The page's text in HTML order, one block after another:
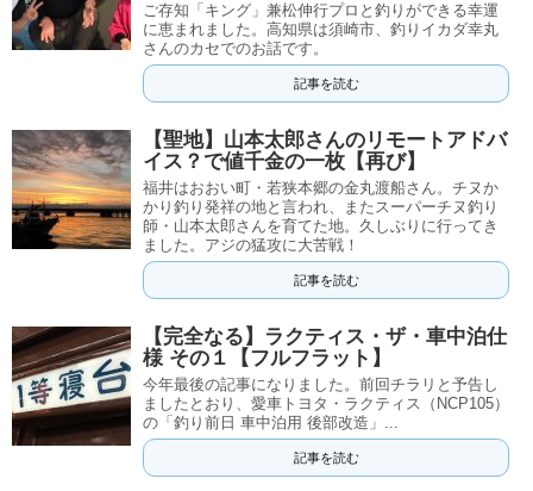
ご存知「キング」兼松伸行プロと釣りができる幸運
に恵まれました。高知県は須崎市、釣りイカダ幸丸
さんのカセでのお話です。
記事を読む
【聖地】山本太郎さんのリモートアドバ
イス？で値千金の一枚【再び】
福井はおおい町・若狭本郷の金丸渡船さん。チヌか
かり釣り発祥の地と言われ、またスーパーチヌ釣り
師・山本太郎さんを育てた地。久しぶりに行ってき
ました。アジの猛攻に大苦戦！
記事を読む
【完全なる】ラクティス・ザ・車中泊仕
様 その１【フルフラット】
今年最後の記事になりました。前回チラリと予告し
ましたとおり、愛車トヨタ・ラクティス（NCP105）
の「釣り前日 車中泊用 後部改造」...
記事を読む